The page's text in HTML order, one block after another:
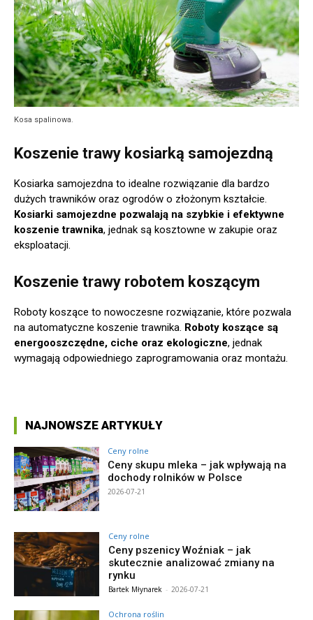
Kosa spalinowa.
Koszenie trawy kosiarką samojezdną
Kosiarka samojezdna to idealne rozwiązanie dla bardzo
dużych trawników oraz ogrodów o złożonym kształcie.
Kosiarki samojezdne pozwalają na szybkie i efektywne
koszenie trawnika, jednak są kosztowne w zakupie oraz
eksploatacji.
Koszenie trawy robotem koszącym
Roboty koszące to nowoczesne rozwiązanie, które pozwala
na automatyczne koszenie trawnika. Roboty koszące są
energooszczędne, ciche oraz ekologiczne, jednak
wymagają odpowiedniego zaprogramowania oraz montażu.
NAJNOWSZE ARTYKUŁY
Ceny rolne
Ceny skupu mleka – jak wpływają na
dochody rolników w Polsce
2026-07-21
Ceny rolne
Ceny pszenicy Woźniak – jak
skutecznie analizować zmiany na
rynku
Bartek Młynarek - 2026-07-21
Ochrona roślin